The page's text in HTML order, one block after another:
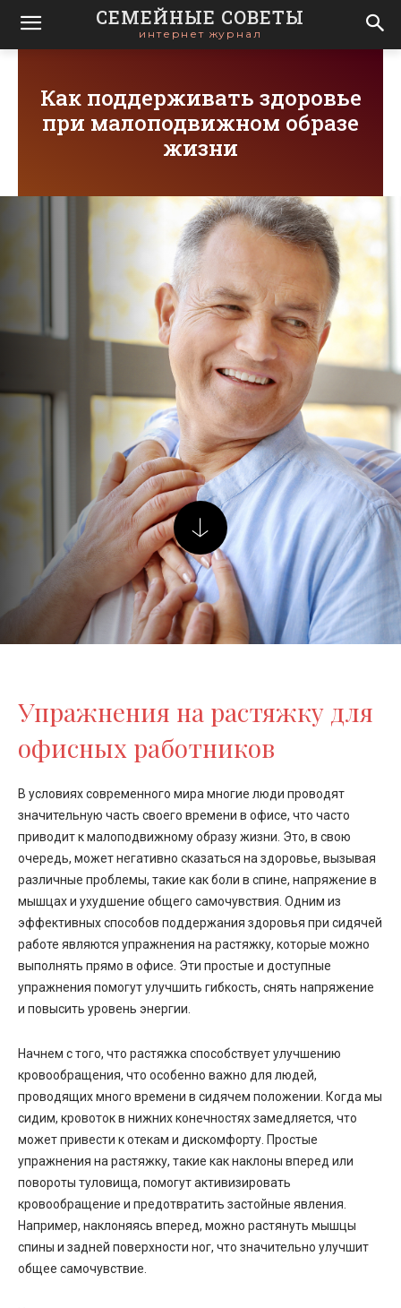
СЕМЕЙНЫЕ СОВЕТЫ
интернет журнал
Как поддерживать здоровье
при малоподвижном образе
жизни
Упражнения на растяжку для
офисных работников
В условиях современного мира многие люди проводят
значительную часть своего времени в офисе, что часто
приводит к малоподвижному образу жизни. Это, в свою
очередь, может негативно сказаться на здоровье, вызывая
различные проблемы, такие как боли в спине, напряжение в
мышцах и ухудшение общего самочувствия. Одним из
эффективных способов поддержания здоровья при сидячей
работе являются упражнения на растяжку, которые можно
выполнять прямо в офисе. Эти простые и доступные
упражнения помогут улучшить гибкость, снять напряжение
и повысить уровень энергии.
Начнем с того, что растяжка способствует улучшению
кровообращения, что особенно важно для людей,
проводящих много времени в сидячем положении. Когда мы
сидим, кровоток в нижних конечностях замедляется, что
может привести к отекам и дискомфорту. Простые
упражнения на растяжку, такие как наклоны вперед или
повороты туловища, помогут активизировать
кровообращение и предотвратить застойные явления.
Например, наклоняясь вперед, можно растянуть мышцы
спины и задней поверхности ног, что значительно улучшит
общее самочувствие.